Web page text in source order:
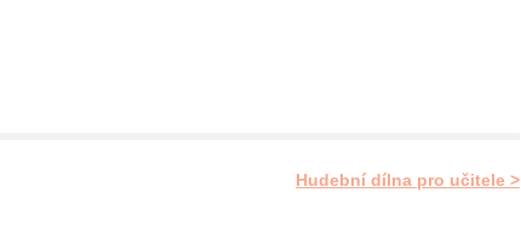
Hudební dílna pro učitele >